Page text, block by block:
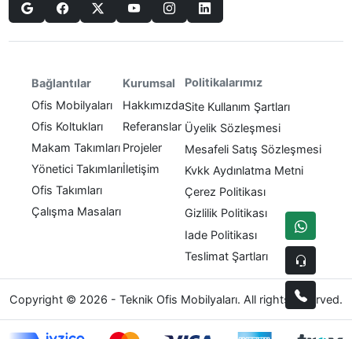
Bağlantılar
Ofis Mobilyaları
Ofis Koltukları
Makam Takımları
Yönetici Takımları
Ofis Takımları
Çalışma Masaları
Kurumsal
Hakkımızda
Referanslar
Projeler
İletişim
Politikalarımız
Site Kullanım Şartları
Üyelik Sözleşmesi
Mesafeli Satış Sözleşmesi
Kvkk Aydınlatma Metni
Çerez Politikası
Gizlilik Politikası
Iade Politikası
Teslimat Şartları
Copyright © 2026 - Teknik Ofis Mobilyaları. All rights reserved.